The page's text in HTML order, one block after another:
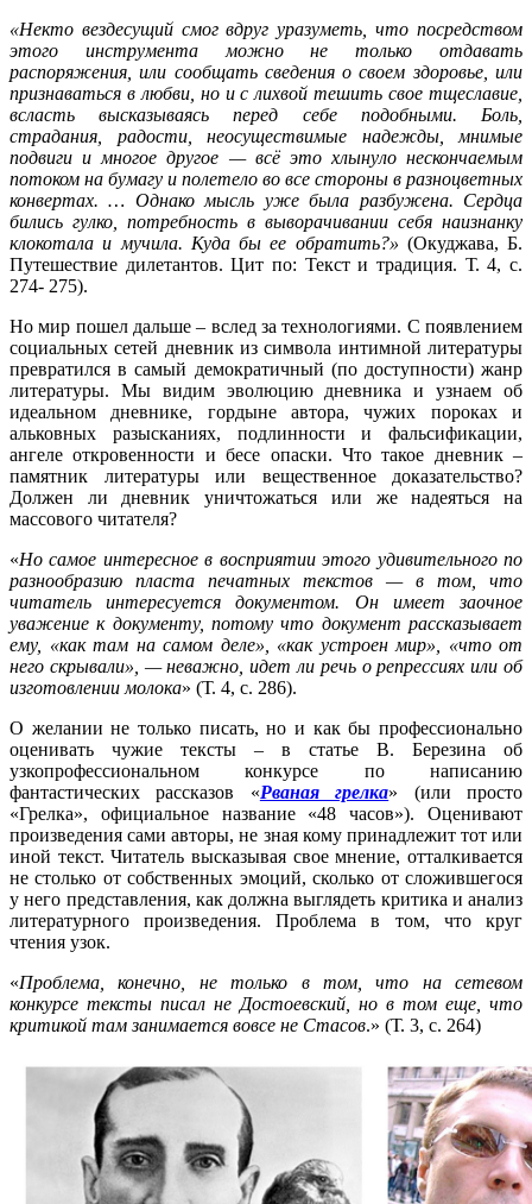
«Некто вездесущий смог вдруг уразуметь, что посредством
этого инструмента можно не только отдавать
распоряжения, или сообщать сведения о своем здоровье, или
признаваться в любви, но и с лихвой тешить свое тщеславие,
всласть высказываясь перед себе подобными. Боль,
страдания, радости, неосуществимые надежды, мнимые
подвиги и многое другое — всё это хлынуло нескончаемым
потоком на бумагу и полетело во все стороны в разноцветных
конвертах. … Однако мысль уже была разбужена. Сердца
бились гулко, потребность в выворачивании себя наизнанку
клокотала и мучила. Куда бы ее обратить?» (Окуджава, Б.
Путешествие дилетантов. Цит по: Текст и традиция. Т. 4, с.
274- 275).
Но мир пошел дальше – вслед за технологиями. С появлением
социальных сетей дневник из символа интимной литературы
превратился в самый демократичный (по доступности) жанр
литературы. Мы видим эволюцию дневника и узнаем об
идеальном дневнике, гордыне автора, чужих пороках и
альковных разысканиях, подлинности и фальсификации,
ангеле откровенности и бесе опаски. Что такое дневник –
памятник литературы или вещественное доказательство?
Должен ли дневник уничтожаться или же надеяться на
массового читателя?
«Но самое интересное в восприятии этого удивительного по
разнообразию пласта печатных текстов — в том, что
читатель интересуется документом. Он имеет заочное
уважение к документу, потому что документ рассказывает
ему, «как там на самом деле», «как устроен мир», «что от
него скрывали», — неважно, идет ли речь о репрессиях или об
изготовлении молока» (Т. 4, с. 286).
О желании не только писать, но и как бы профессионально
оценивать чужие тексты – в статье В. Березина об
узкопрофессиональном конкурсе по написанию
фантастических рассказов «Рваная грелка» (или просто
«Грелка», официальное название «48 часов»). Оценивают
произведения сами авторы, не зная кому принадлежит тот или
иной текст. Читатель высказывая свое мнение, отталкивается
не столько от собственных эмоций, сколько от сложившегося
у него представления, как должна выглядеть критика и анализ
литературного произведения. Проблема в том, что круг
чтения узок.
«Проблема, конечно, не только в том, что на сетевом
конкурсе тексты писал не Достоевский, но в том еще, что
критикой там занимается вовсе не Стасов.» (Т. 3, с. 264)